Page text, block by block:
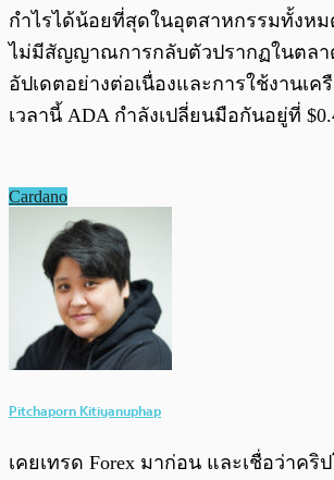
กำไรได้น้อยที่สุดในอุตสาหกรรมทั้งหม
ไม่มีสัญญาณการกลับตัวปรากฏในตลา
อัปเดตอย่างต่อเนื่องและการใช้งานเ
เวลานี้ ADA กำลังเปลี่ยนมือกันอยู่ที่
Cardano
Pitchaporn Kitiyanuphap
เคยเทรด Forex มาก่อน และเชื่อว่าคริ